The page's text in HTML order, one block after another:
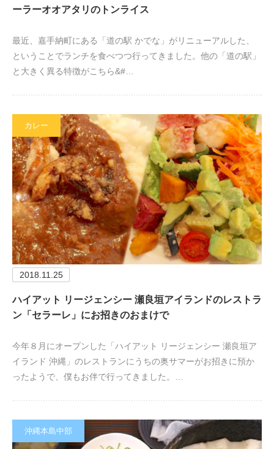
ーラーオオアタリのトンライス
最近、嘉手納町にある「道の駅 かでな」がリニューアルした、
ということでランチを食べつつ行ってきました。他の「道の駅」
と大きく異る特徴がこちら&#…
カレー
2018.11.25
ハイアット リージェンシー 瀬良垣アイランドのレストラ
ン「セラーレ」にお招きのおまけで
今年８月にオープンした「ハイアット リージェンシー 瀬良垣ア
イランド 沖縄」のレストランにうちの奥サマーがお招きに預か
ったようで、僕もお伴で行ってきました。…
沖縄本島中部